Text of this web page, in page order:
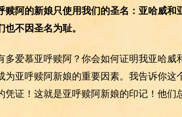
阿的新娘只使用我们的圣名：亚哈威和
不因圣名为耻。
爱慕亚呼赎阿？你会如何证明我亚哈威
亚呼赎阿新娘的重要因素。我告诉你这
证！这就是亚呼赎阿新娘的印记！他们